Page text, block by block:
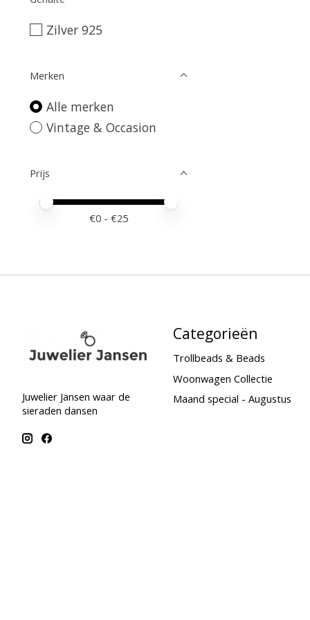
Zilver 925
Merken
Alle merken
Vintage & Occasion
Prijs
Minimale prijswaarde
Price maximum value
€0 - €25
Juwelier Jansen waar de
sieraden dansen
Categorieën
Trollbeads & Beads
Woonwagen Collectie
Maand special - Augustus